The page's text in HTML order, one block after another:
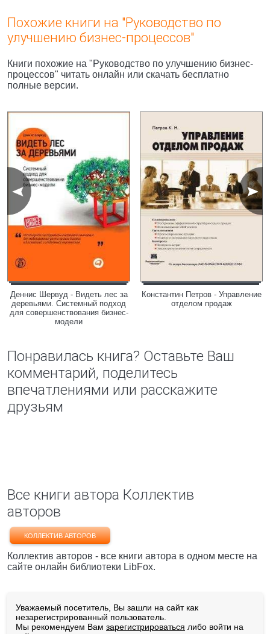
Похожие книги на "Руководство по
улучшению бизнес-процессов"
Книги похожие на "Руководство по улучшению бизнес-
процессов" читать онлайн или скачать бесплатно
полные версии.
Деннис Шервуд - Видеть лес за
деревьями. Системный подход
для совершенствования бизнес-
модели
Константин Петров - Управление
отделом продаж
Понравилась книга? Оставьте Ваш
комментарий, поделитесь
впечатлениями или расскажите
друзьям
Все книги автора Коллектив
авторов
КОЛЛЕКТИВ АВТОРОВ
Коллектив авторов - все книги автора в одном месте на
сайте онлайн библиотеки LibFox.
Уважаемый посетитель, Вы зашли на сайт как
незарегистрированный пользователь.
Мы рекомендуем Вам зарегистрироваться либо войти на